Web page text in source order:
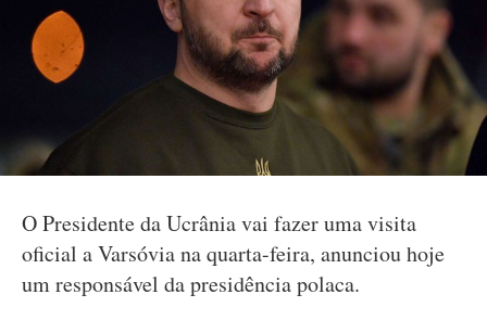
O Presidente da Ucrânia vai fazer uma visita
oficial a Varsóvia na quarta-feira, anunciou hoje
um responsável da presidência polaca.